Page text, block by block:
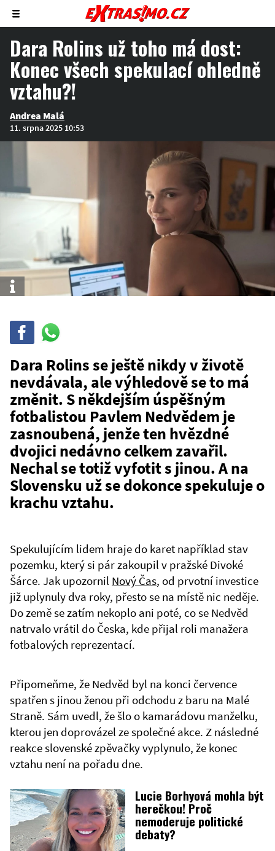
Zobrazit/skrýt
menu
Dara Rolins už toho má dost:
Konec všech spekulací ohledně
vztahu?!
Andrea Malá
11. srpna 2025 10:53
Info
Sdílej
WhatsAppu
Dara Rolins se ještě nikdy v životě
nevdávala, ale výhledově se to má
změnit. S někdejším úspěšným
fotbalistou Pavlem Nedvědem je
zasnoubená, jenže ten hvězdné
dvojici nedávno celkem zavařil.
Nechal se totiž vyfotit s jinou. A na
Slovensku už se dokonce spekuluje o
krachu vztahu.
Spekulujícím lidem hraje do karet například stav
pozemku, který si pár zakoupil v pražské Divoké
Šárce. Jak upozornil Nový Čas, od prvotní investice
již uplynuly dva roky, přesto se na místě nic neděje.
Do země se zatím nekoplo ani poté, co se Nedvěd
natrvalo vrátil do Česka, kde přijal roli manažera
fotbalových reprezentací.
Připomeňme, že Nedvěd byl na konci července
spatřen s jinou ženou při odchodu z baru na Malé
Straně. Sám uvedl, že šlo o kamarádovu manželku,
kterou jen doprovázel ze společné akce. Z následné
reakce slovenské zpěvačky vyplynulo, že konec
vztahu není na pořadu dne.
Lucie Borhyová mohla být
herečkou! Proč
nemoderuje politické
debaty?